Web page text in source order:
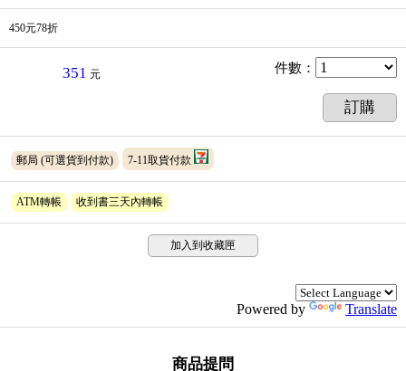
450元78折
351 元 件數 ：
訂購
郵局 (可選貨到付款) 7-11取貨付款
ATM轉帳 收到書三天內轉帳
加入到收藏匣
Powered by Translate
商品提問